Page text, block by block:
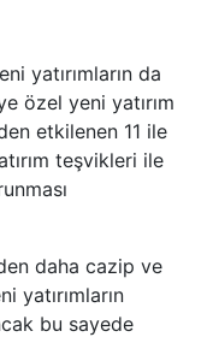
yatırımların da
özel yeni yatırım
etkilenen 11 ile
teşvikleri ile
daha cazip ve
yatırımların
bu sayede